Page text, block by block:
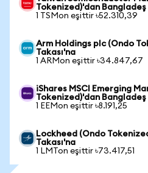
Tokenized)'dan Bangladeş
1 TSMon eşittir ৳52.310,39
Arm Holdings plc (Ondo
Takası'na
1 ARMon eşittir ৳34.847,67
iShares MSCI Emerging
Tokenized)'dan Bangladeş
1 EEMon eşittir ৳8.191,25
Lockheed (Ondo
Takası'na
1 LMTon eşittir ৳73.417,51